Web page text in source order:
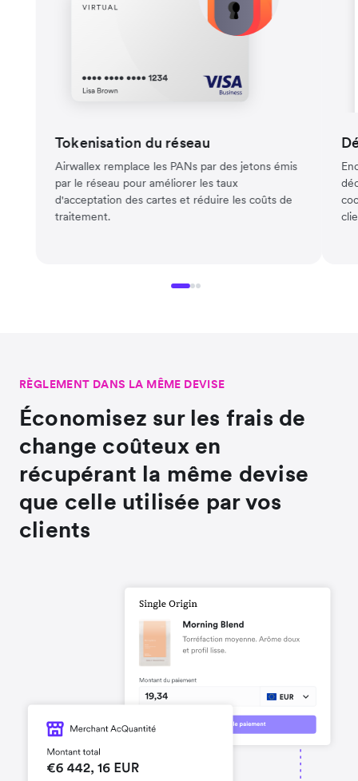
Tokenisation du réseau
Airwallex remplace les PANs par des jetons émis
par le réseau pour améliorer les taux
d'acceptation des cartes et réduire les coûts de
traitement.
RÈGLEMENT DANS LA MÊME DEVISE
Économisez sur les frais de
change coûteux en
récupérant la même devise
que celle utilisée par vos
clients